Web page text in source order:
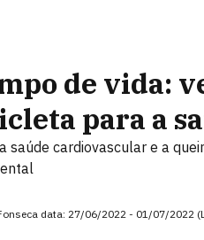
de vida:
para a
cardiovascular e a
data: 27/06/2022 - 01/07/2022